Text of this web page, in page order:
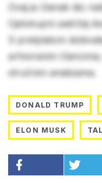
Ovaj je članak dio
Cjelokupni sadržaj
S pretplatom
arhiviranim
stručnim analizama.
DONALD TRUMP
ELON MUSK